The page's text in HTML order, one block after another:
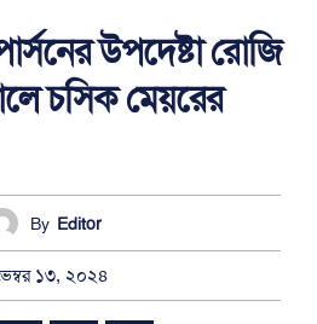
উপদেষ্টা রোজি
চসিক মেয়রের
By Editor
১৩, ২০২৪